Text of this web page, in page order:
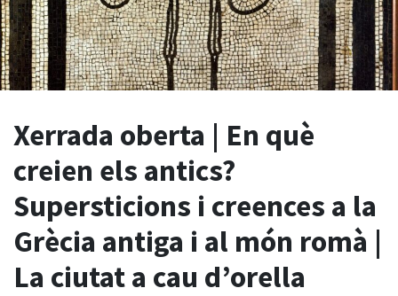
Xerrada oberta | En què
creien els antics?
Supersticions i creences a la
Grècia antiga i al món romà |
La ciutat a cau d’orella